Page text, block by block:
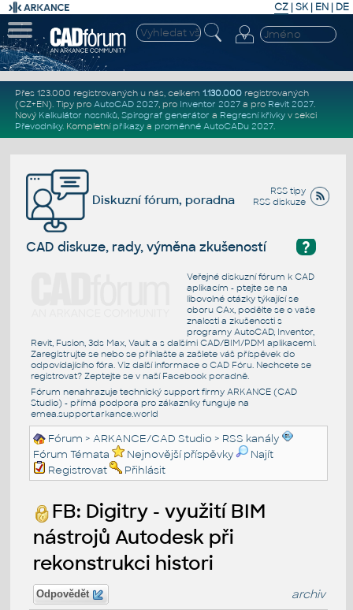
CZ | SK| EN | DE
Přes 123.000 registrovaných u nás, celkem 1.130.000registrovaných
(CZ+EN). Tipy pro AutoCAD 2027, pro Inventor 2027a pro Revit 2027.
Nový Kalkulátor nosníků, Spirograf generátor a Regresní křivkyv sekci
Převodníky. Kompletní příkazya proměnné AutoCADu 2027.
RSS tipy
RSS diskuze
Diskuzní fórum, poradna
?
CAD diskuze, rady, výměna zkušeností
Veřejné diskuzní fórum k CAD
aplikacím - ptejte se na
libovolné otázky týkající se
oboru CAx, podělte se o vaše
znalosti a zkušenosti s
programy AutoCAD, Inventor,
Revit, Fusion, 3ds Max, Vault a s dalšími CAD/BIM/PDM aplikacemi.
Zaregistrujte se nebo se přihlašte a zašlete váš příspěvek do
odpovídajícího fóra. Viz další informace o CAD Fóru. Nechcete se
registrovat? Zeptejte se v naší Facebook poradně.
Fórum nenahrazuje technický support firmy ARKANCE (CAD
Studio) - přímá podpora pro zákazníky funguje na
emea.support.arkance.world
Fórum >ARKANCE/CAD Studio > RSS kanály
Fórum Témata
Nejnovější příspěvky
Najít
Registrovat
Přihlásit
FB: Digitry - využití BIM
nástrojů Autodesk při
rekonstrukci histori
Odpovědět archiv